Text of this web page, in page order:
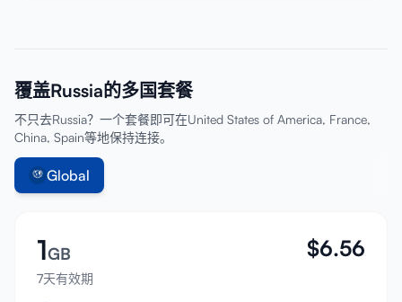
覆盖Russia的多国套餐
不只去Russia？一个套餐即可在United States of America, France,
China, Spain等地保持连接。
Global
1GB
7天有效期
$6.56